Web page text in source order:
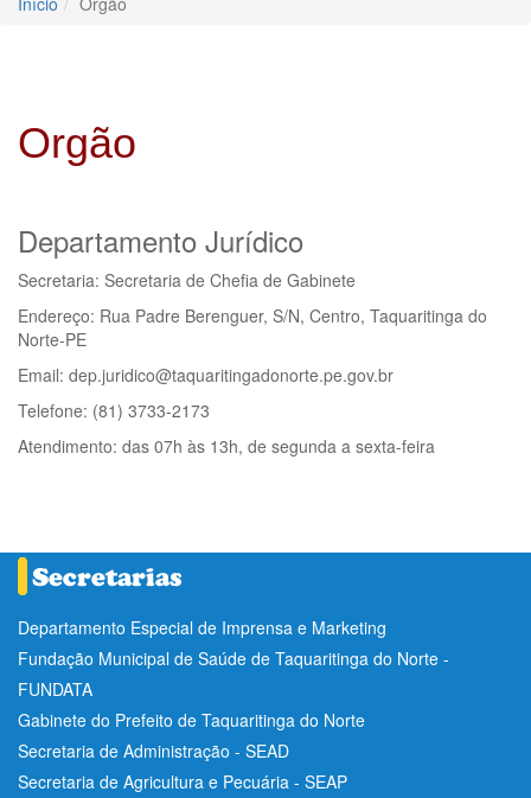
Orgão
Departamento Jurídico
Secretaria: Secretaria de Chefia de Gabinete
Endereço: Rua Padre Berenguer, S/N, Centro, Taquaritinga do
Norte-PE
Email: dep.juridico@taquaritingadonorte.pe.gov.br
Telefone: (81) 3733-2173
Atendimento: das 07h às 13h, de segunda a sexta-feira
Departamento Especial de Imprensa e Marketing
Fundação Municipal de Saúde de Taquaritinga do Norte -
FUNDATA
Gabinete do Prefeito de Taquaritinga do Norte
Secretaria de Administração - SEAD
Secretaria de Agricultura e Pecuária - SEAP